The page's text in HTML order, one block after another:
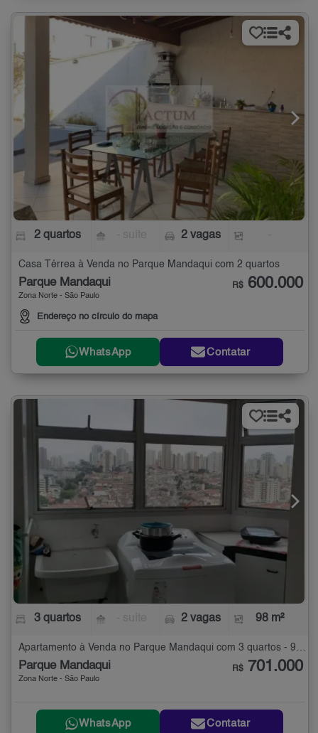
2 quartos 2 vagas
Casa Térrea à Venda no Parque Mandaqui com 2 quartos
Parque Mandaqui
Zona Norte - São Paulo
Endereço no círculo do mapa
R$ 600.000
WhatsApp Contatar
3 quartos 2 vagas 98 m²
Apartamento à Venda no Parque Mandaqui com 3 quartos - 98 m²
Parque Mandaqui
Zona Norte - São Paulo
R$ 701.000
WhatsApp Contatar